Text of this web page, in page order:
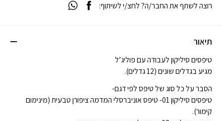
תיאור
טיפסים סיליקון לעבודה עם פוליג’ל
מגיע בגדלים שונים (12 גדלים).
הסבר על כל סוג של טיפס לפי דגם-
טיפסים סיליקון 01- טיפס אוניברסלי המדמה ציפורן טבעית (מינימום
קימור).
רוצה לשתף את החבר/ה? לחצ/י לשיתוף: